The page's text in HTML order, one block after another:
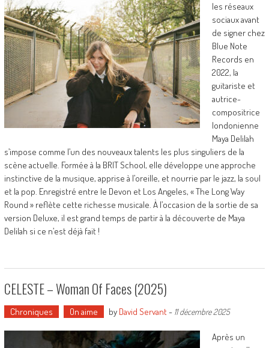
les réseaux
sociaux avant
de signer chez
Blue Note
Records en
2022, la
guitariste et
autrice-
compositrice
londonienne
Maya Delilah
s’impose comme l’un des nouveaux talents les plus singuliers de la
scène actuelle. Formée à la BRIT School, elle développe une approche
instinctive de la musique, apprise à l’oreille, et nourrie par le jazz, la soul
et la pop. Enregistré entre le Devon et Los Angeles, « The Long Way
Round » reflète cette richesse musicale. À l’occasion de la sortie de sa
version Deluxe, il est grand temps de partir à la découverte de Maya
Delilah si ce n’est déjà fait !
CELESTE – Woman Of Faces (2025)
Chroniques On aime by David Servant- 11 décembre 2025
Après un